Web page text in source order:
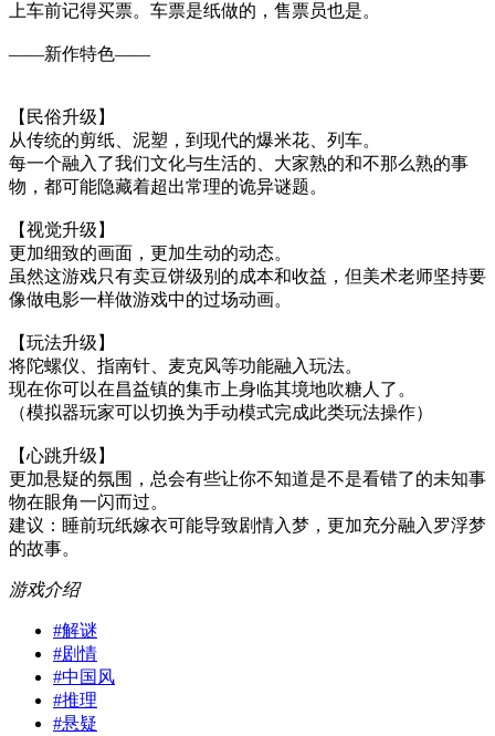
上车前记得买票。车票是纸做的，售票员也是。
——新作特色——
【民俗升级】
从传统的剪纸、泥塑，到现代的爆米花、列车。
每一个融入了我们文化与生活的、大家熟的和不那么熟的事
物，都可能隐藏着超出常理的诡异谜题。
【视觉升级】
更加细致的画面，更加生动的动态。
虽然这游戏只有卖豆饼级别的成本和收益，但美术老师坚持要
像做电影一样做游戏中的过场动画。
【玩法升级】
将陀螺仪、指南针、麦克风等功能融入玩法。
现在你可以在昌益镇的集市上身临其境地吹糖人了。
（模拟器玩家可以切换为手动模式完成此类玩法操作）
【心跳升级】
更加悬疑的氛围，总会有些让你不知道是不是看错了的未知事
物在眼角一闪而过。
建议：睡前玩纸嫁衣可能导致剧情入梦，更加充分融入罗浮梦
的故事。
游戏介绍
#解谜
#剧情
#中国风
#推理
#悬疑